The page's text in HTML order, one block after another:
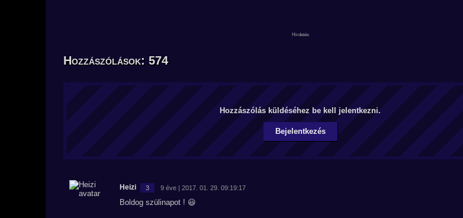
Hozzászólások: 574
Hozzászólás küldéséhez be kell jelentkezni.
Bejelentkezés
Heizi 3 9 éve | 2017. 01. 29. 09:19:17
Boldog szülinapot ! 😃